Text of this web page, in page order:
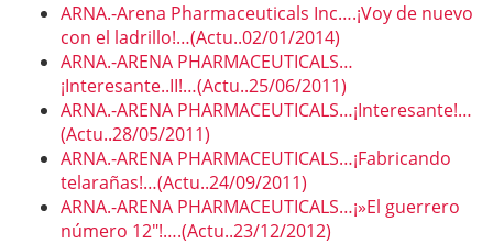
ARNA.-Arena Pharmaceuticals Inc….¡Voy de nuevo
con el ladrillo!…(Actu..02/01/2014)
ARNA.-ARENA PHARMACEUTICALS…
¡Interesante..II!…(Actu..25/06/2011)
ARNA.-ARENA PHARMACEUTICALS…¡Interesante!…
(Actu..28/05/2011)
ARNA.-ARENA PHARMACEUTICALS…¡Fabricando
telarañas!…(Actu..24/09/2011)
ARNA.-ARENA PHARMACEUTICALS…¡»El guerrero
número 12″!….(Actu..23/12/2012)